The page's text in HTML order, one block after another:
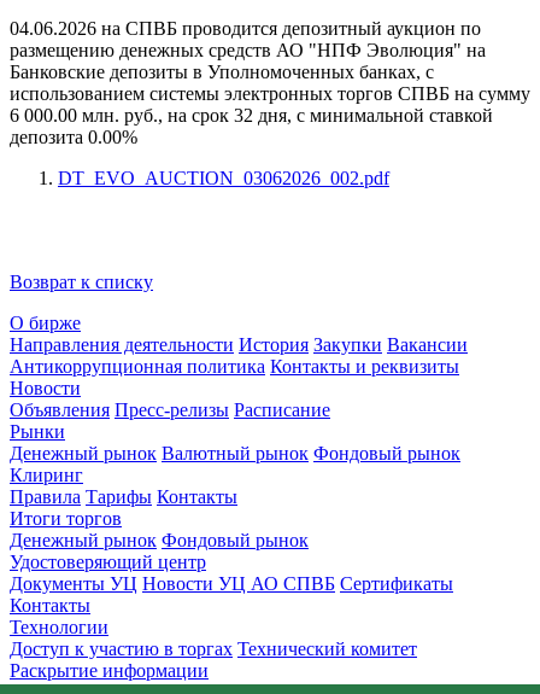
04.06.2026 на СПВБ проводится депозитный аукцион по
размещению денежных средств АО "НПФ Эволюция" на
Банковские депозиты в Уполномоченных банках, с
использованием системы электронных торгов СПВБ на сумму
6 000.00 млн. руб., на срок 32 дня, с минимальной ставкой
депозита 0.00%
DT_EVO_AUCTION_03062026_002.pdf
Возврат к списку
О бирже
Направления деятельности История Закупки Вакансии
Антикоррупционная политика Контакты и реквизиты
Новости
Объявления Пресс-релизы Расписание
Рынки
Денежный рынок Валютный рынок Фондовый рынок
Клиринг
Правила Тарифы Контакты
Итоги торгов
Денежный рынок Фондовый рынок
Удостоверяющий центр
Документы УЦ Новости УЦ АО СПВБ Сертификаты
Контакты
Технологии
Доступ к участию в торгах Технический комитет
Раскрытие информации